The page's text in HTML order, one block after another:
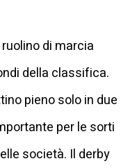
di marcia
della classifica.
pieno solo in due
per le sorti
società. Il derby